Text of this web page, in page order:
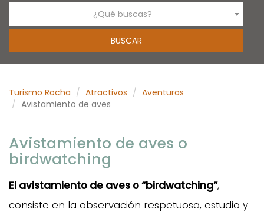
¿Qué buscas?
Turismo Rocha Atractivos
Aventuras
Avistamiento de aves
Avistamiento de aves o
birdwatching
El avistamiento de aves o “birdwatching”,
consiste en la observación respetuosa, estudio y